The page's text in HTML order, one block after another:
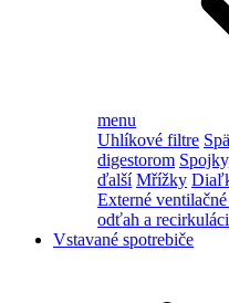
menu
Uhlíkové filtre
digestorom
ďalší Mřížky
Externé
odťah a
Vstavané spotrebiče